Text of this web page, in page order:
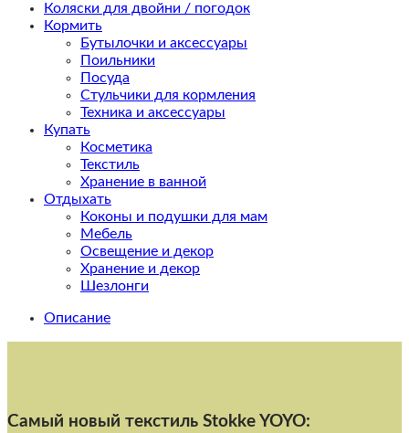
Коляски для двойни / погодок
Кормить
Бутылочки и аксессуары
Поильники
Посуда
Стульчики для кормления
Техника и аксессуары
Купать
Косметика
Текстиль
Хранение в ванной
Отдыхать
Коконы и подушки для мам
Мебель
Освещение и декор
Хранение и декор
Шезлонги
Описание
Cамый новый текстиль Stokke YOYO: